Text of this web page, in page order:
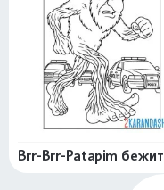
Brr-Brr-Patapim бежит